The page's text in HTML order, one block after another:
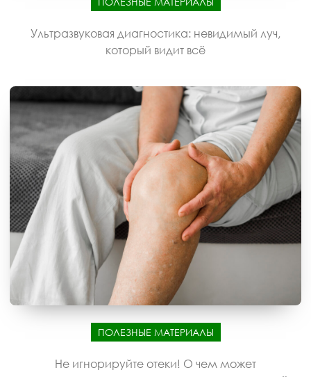
Ультразвуковая диагностика: невидимый луч,
который видит всё
ПОЛЕЗНЫЕ МАТЕРИАЛЫ
Не игнорируйте отеки! О чем может